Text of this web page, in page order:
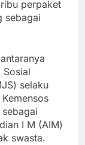
perpaket
sebagai
Sosial
selaku
I M (AIM)
swasta.